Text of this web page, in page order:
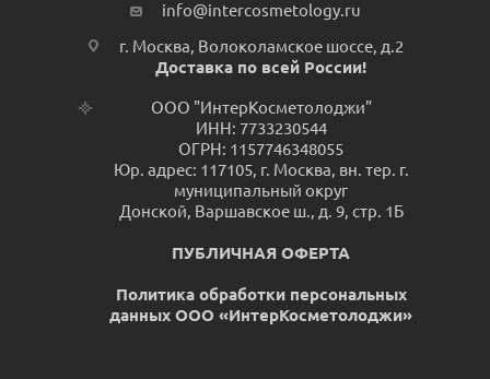
info@intercosmetology.ru
г. Москва, Волоколамское шоссе, д.2
Доставка по всей России!
ООО "ИнтерКосметолоджи"
ИНН: 7733230544
ОГРН: 1157746348055
Юр. адрес: 117105, г. Москва, вн. тер. г.
муниципальный округ
Донской, Варшавское ш., д. 9, стр. 1Б
ПУБЛИЧНАЯ ОФЕРТА
Политика обработки персональных
данных ООО «ИнтерКосметолоджи»